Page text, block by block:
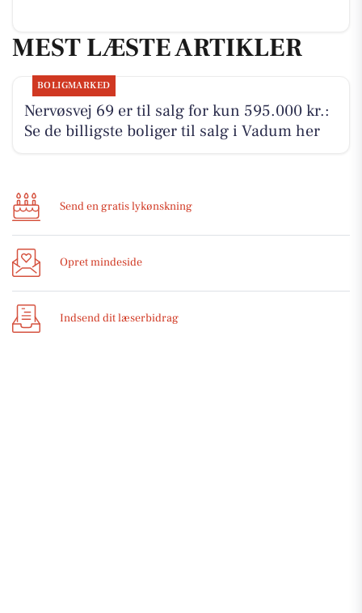
MEST LÆSTE ARTIKLER
BOLIGMARKED
Nervøsvej 69 er til salg for kun 595.000 kr.:
Se de billigste boliger til salg i Vadum her
Send en gratis lykønskning
Opret mindeside
Indsend dit læserbidrag